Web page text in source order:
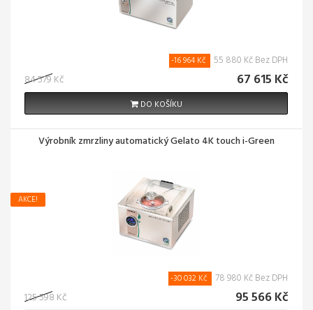
84 579 Kč
-16 964 Kč 55 880 Kč Bez DPH
67 615 Kč
DO KOŠÍKU
Výrobník zmrzliny automatický Gelato 4K touch i-Green
AKCE!
125 598 Kč
-30 032 Kč 78 980 Kč Bez DPH
95 566 Kč